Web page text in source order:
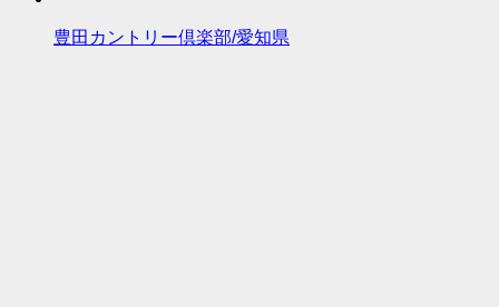
豊田カントリー倶楽部/愛知県